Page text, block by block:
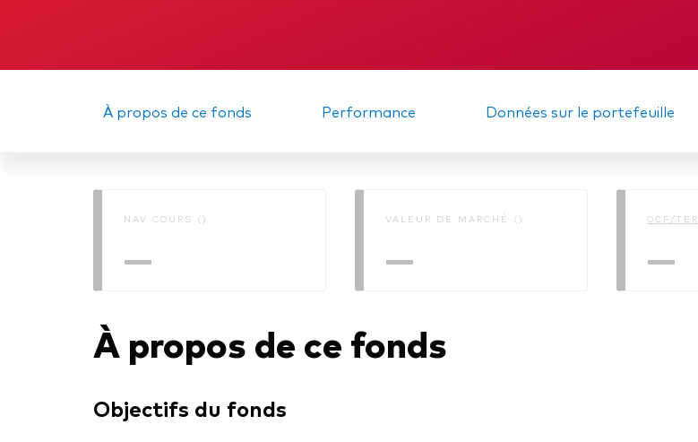
À propos de ce fonds Performance Données sur le portefeuille
NAV COURS ()
—
VALEUR DE MARCHÉ ()
—
OCF/TER
—
À propos de ce fonds
Objectifs du fonds